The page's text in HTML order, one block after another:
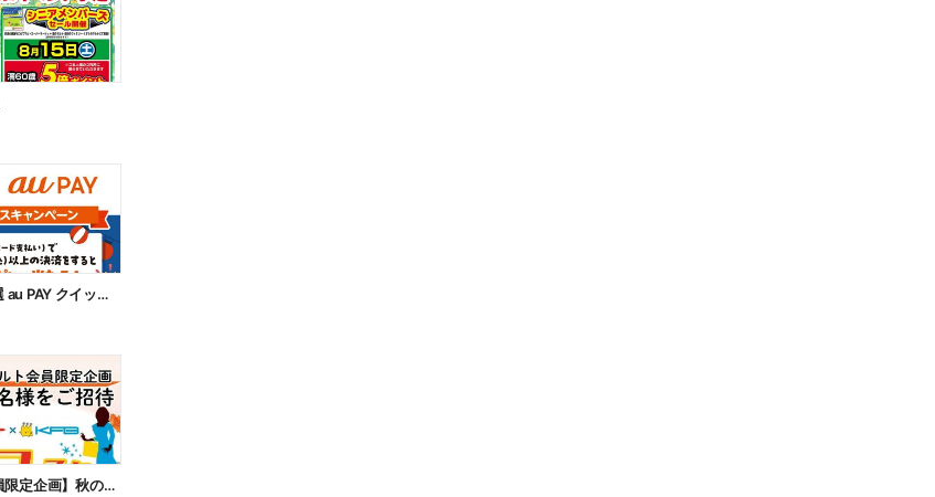
8月2日(日)まで抽選 au PAY クイックチャンスキャンペーン
【マルトカード会員限定企画】秋のイチオシ。おためしフェスタ2026